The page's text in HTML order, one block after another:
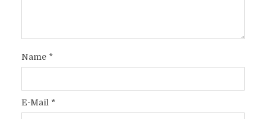
Name*
E-Mail *